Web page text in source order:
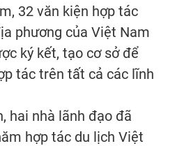
32 văn kiện hợp tác
phương của Việt Nam
ký kết, tạo cơ sở để
tác trên tất cả các lĩnh
hai nhà lãnh đạo đã
hợp tác du lịch Việt